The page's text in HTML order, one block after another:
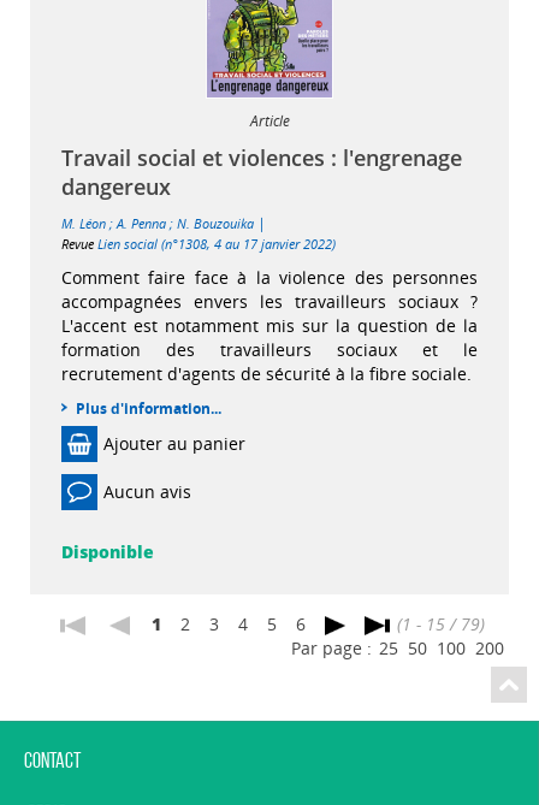
Article
Travail social et violences : l'engrenage
dangereux
M. Léon ; A. Penna ; N. Bouzouika |
Revue Lien social (n°1308, 4 au 17 janvier 2022)
Comment faire face à la violence des personnes
accompagnées envers les travailleurs sociaux ?
L'accent est notamment mis sur la question de la
formation des travailleurs sociaux et le
recrutement d'agents de sécurité à la fibre sociale.
Plus d'information...
Ajouter au panier
Aucun avis
Disponible
1 2 3 4 5 6
(1 - 15 / 79)
Par page : 25 50 100 200
Contact